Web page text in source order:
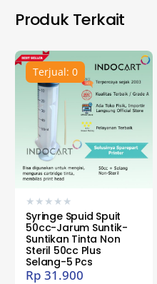
Produk Terkait
Terjual: 0
★ ★ ★ ★ ★
Syringe Spuid Spuit
50cc-Jarum Suntik-
Suntikan Tinta Non
Steril 50cc Plus
Selang-5 Pcs
Rp 31.900